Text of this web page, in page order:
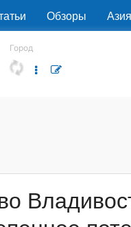
Обзоры Азия
Город